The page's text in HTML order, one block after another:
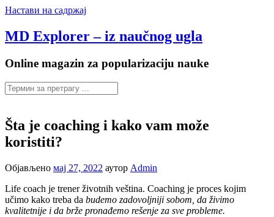
Настави на садржај
MD Explorer – iz naučnog ugla
Online magazin za popularizaciju nauke
Šta je coaching i kako vam može
koristiti?
Објављено мај 27, 2022 аутор Admin
Life coach je trener životnih veština. Coaching je proces kojim
učimo kako treba da budemo zadovoljniji sobom, da živimo
kvalitetnije i da brže pronađemo rešenje za sve probleme.